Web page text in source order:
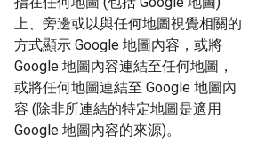
上、旁邊或以與任何地圖視覺相關的
方式顯示 Google 地圖內容，或將
Google 地圖內容連結至任何地圖，
或將任何地圖連結至 Google 地圖內
容 (除非所連結的特定地圖是適用
Google 地圖內容的來源)。